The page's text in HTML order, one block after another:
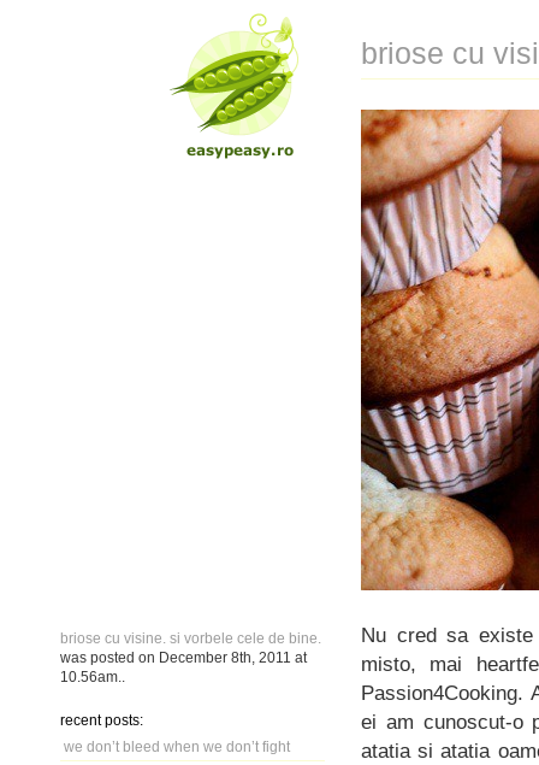
briose cu visine. si vorbele cele de bine.
was posted on December 8th, 2011 at
10.56am
recent posts:
we don’t bleed when we don’t fight
briose cu
Nu cred sa existe
misto, mai
Passion4Cooking.
ei am cunoscut-o
atatia si atatia